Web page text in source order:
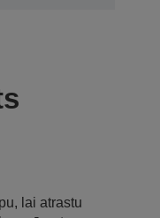
lai atrastu